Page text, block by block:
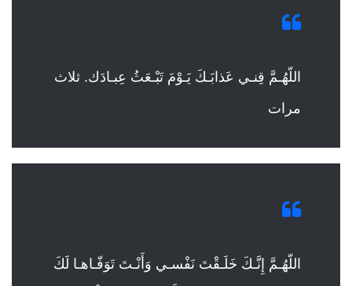
اللّهُـمَّ قِنـي عَذابَـكَ يَـوْمَ تَبْـعَثُ عِبـادَك. ثلاث
مرات
اللّهُـمَّ إِنَّـكَ خَلَـقْتَ نَفْسـي وَأَنْـتَ تَوَفّـاهـا لَكَ